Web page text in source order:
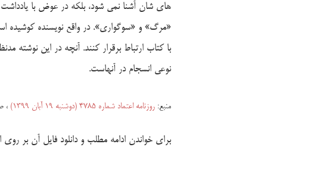
های شان آشنا نمی شود، بلکه در عوض با
«مرگ» و «سوگواری». در واقع نویسنده کوشیده
با کتاب ارتباط برقرار کنند. آنچه در این نوشته
نوعی انسجام در آنهاست.
منبع: روزنامه اعتماد شماره ۴۷۸۵ (دو‌شنبه ۱۹ آبان ۱۳۹۹) ،
برای خواندن ادامه مطلب و دانلود فایل آن بر روی